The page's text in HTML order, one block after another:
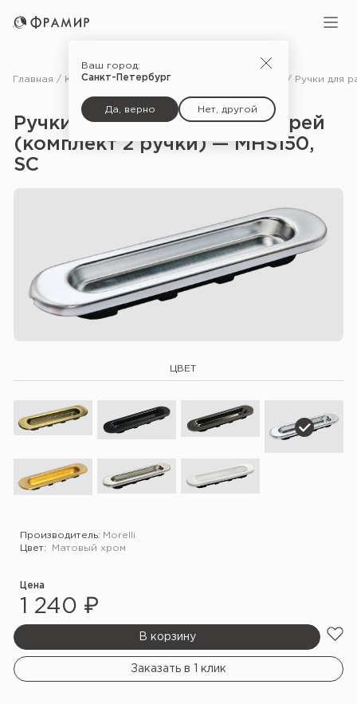
Ваш город:
Санкт-Петербург
Да, верно Нет, другой
Главная Каталог Фурнитура
Ручки для раздвижных дверей
(комплект 2 ручки) — MHS150,
SC
ЦВЕТ
Производитель: Morelli
Цвет:
Матовый хром
Цена
1 240 ₽
В корзину
Заказать в 1 клик